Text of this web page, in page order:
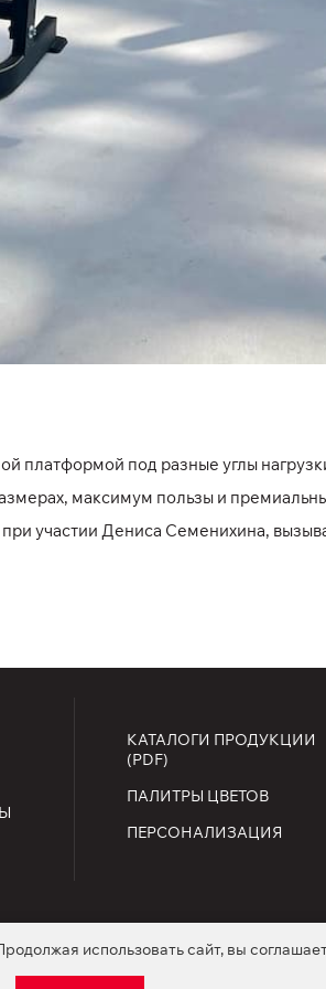
платформой под разные углы
максимум пользы и
участии Дениса Семенихина,
КАТАЛОГИ ПРОДУКЦИИ
(PDF)
ПАЛИТРЫ ЦВЕТОВ
ПЕРСОНАЛИЗАЦИЯ
использовать сайт, вы